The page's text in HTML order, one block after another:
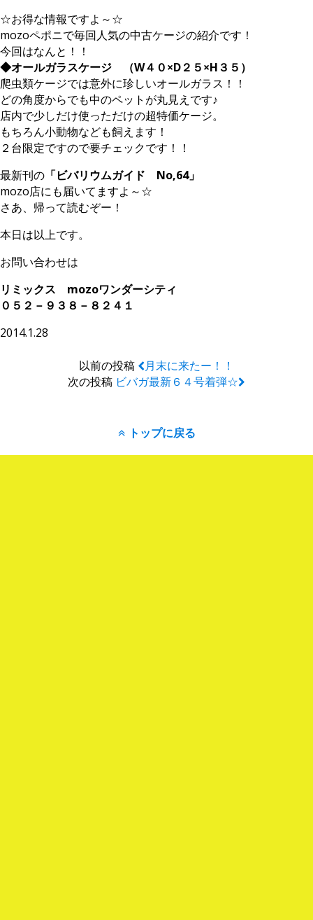
☆お得な情報ですよ～☆
mozoペポニで毎回人気の中古ケージの紹介です！
今回はなんと！！
◆オールガラスケージ （W４０×D２５×H３５）
爬虫類ケージでは意外に珍しいオールガラス！！
どの角度からでも中のペットが丸見えです♪
店内で少しだけ使っただけの超特価ケージ。
もちろん小動物なども飼えます！
２台限定ですので要チェックです！！
最新刊の 「ビバリウムガイド No,64」
mozo店にも届いてますよ～☆
さあ、帰って読むぞー！
本日は以上です。
お問い合わせは
リミックス mozoワンダーシティ
０５２－９３８－８２４１
2014.1.28
以前の投稿
月末に来たー！！
次の投稿 ビバガ最新６４号着弾☆
トップに戻る